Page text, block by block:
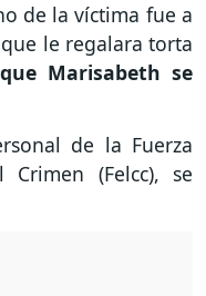
de la víctima fue a
le regalara torta
Marisabeth se
de la Fuerza
(Felcc), se